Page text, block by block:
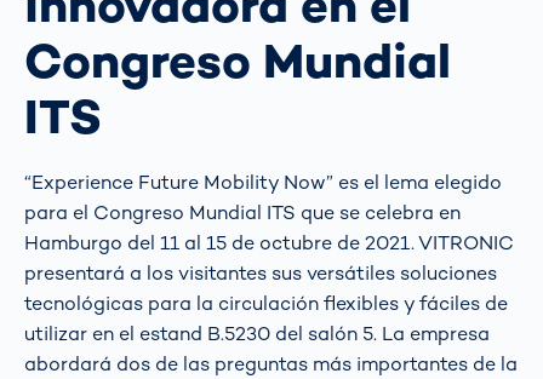
Congreso Mundial
ITS
“Experience Future Mobility Now” es el lema elegido
para el Congreso Mundial ITS que se celebra en
Hamburgo del 11 al 15 de octubre de 2021. VITRONIC
presentará a los visitantes sus versátiles soluciones
tecnológicas para la circulación flexibles y fáciles de
utilizar en el estand B.5230 del salón 5. La empresa
abordará dos de las preguntas más importantes de la